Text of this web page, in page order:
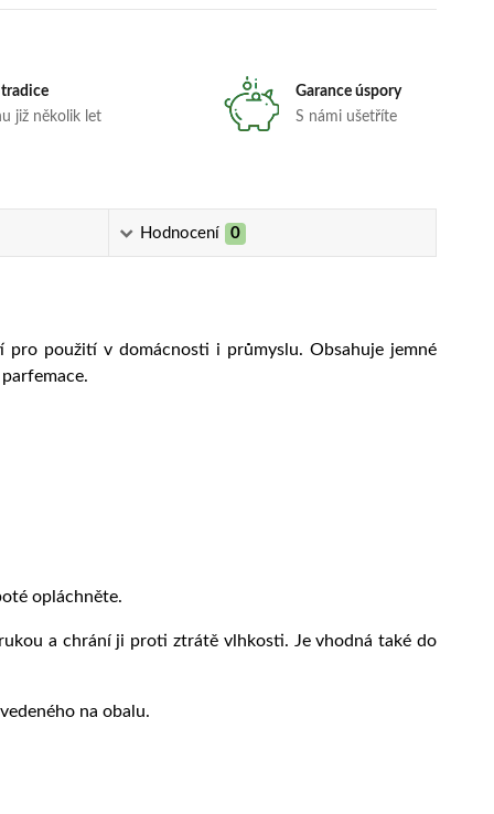
již několik let
Garance úspory
S námi ušetříte
Hodnocení 0
použití v domácnosti i průmyslu. Obsahuje jemné
opláchněte.
a chrání ji proti ztrátě vlhkosti. Je vhodná také do
na obalu.